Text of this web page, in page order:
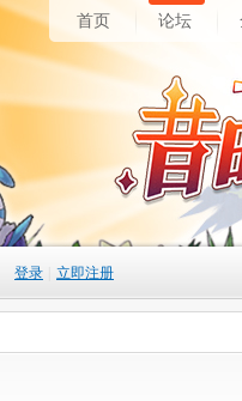
首页 论坛
登录 立即注册